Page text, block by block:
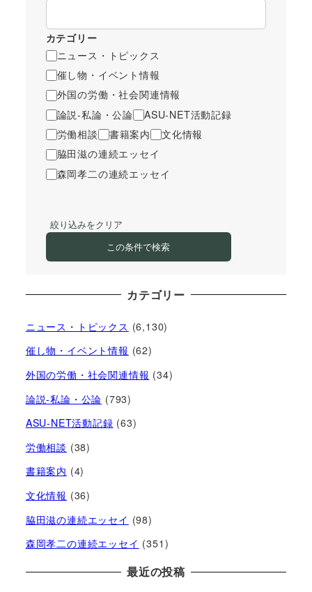
カテゴリー
ニュース・トピックス
催し物・イベント情報
外国の労働・社会関連情報
論説-私論・公論
ASU-NET活動記録
労働相談
書籍案内
文化情報
脇田滋の連続エッセイ
森岡孝二の連続エッセイ
絞り込みをクリア
この条件で検索
カテゴリー
ニュース・トピックス (6,130)
催し物・イベント情報 (62)
外国の労働・社会関連情報 (34)
論説-私論・公論 (793)
ASU-NET活動記録 (63)
労働相談 (38)
書籍案内 (4)
文化情報 (36)
脇田滋の連続エッセイ (98)
森岡孝二の連続エッセイ (351)
最近の投稿